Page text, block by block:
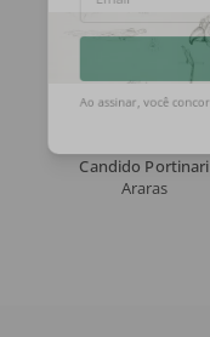
Candido Portinari
Araras